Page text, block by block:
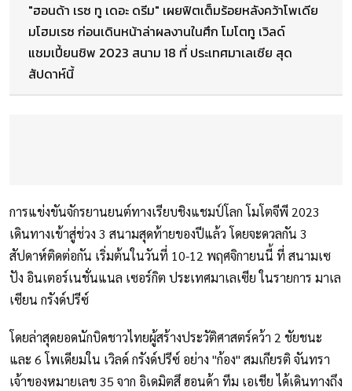
"ฮอนด้า เรซ ทู เดอะ ดรีม" เผยฟิตเต็มร้อยหลังคว้าโพเดีย
มโฮมเรซ ก่อนเดินหน้าล่าผลงานในศึก โมโตทู เวิลด์
แชมเปี้ยนชิพ 2023 สนาม 18 ที่ ประเทศมาเลเซีย สุด
สัปดาห์นี้
การแข่งขันจักรยานยนต์ทางเรียบชิงแชมป์โลก โมโตจีพี 2023
เดินทางเข้าสู่ช่วง 3 สนามสุดท้ายของปีแล้ว โดยจะดวลกัน 3
สัปดาห์ติดต่อกัน เริ่มต้นในวันที่ 10-12 พฤศจิกายนนี้ ที่ สนามเซ
ปัง อินเตอร์เนชั่นแนล เซอร์กิต ประเทศมาเลเซีย ในรายการ มาเล
เซียน กรังด์ปรีซ์
โดยล่าสุดยอดนักบิดชาวไทยผู้สร้างประวัติศาสตร์คว้า 2 ชัยชนะ
และ 6 โพเดียมใน เวิลด์ กรังด์ปรีซ์ อย่าง "ก้อง" สมเกียรติ จันทรา
เจ้าของหมายเลข 35 จาก อิเดมิตสึ ฮอนด้า ทีม เอเชีย ได้เดินทางถึง